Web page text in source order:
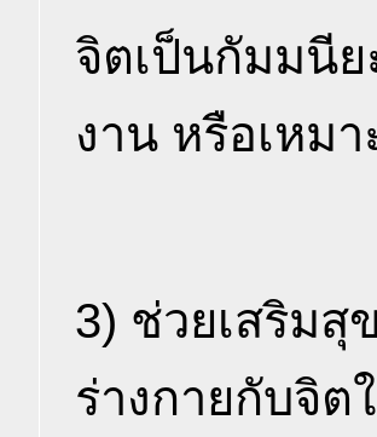
จิตเป็นกัมมนี
งาน หรือเหม
3) ช่วยเสริม
ร่างกายกับจิ